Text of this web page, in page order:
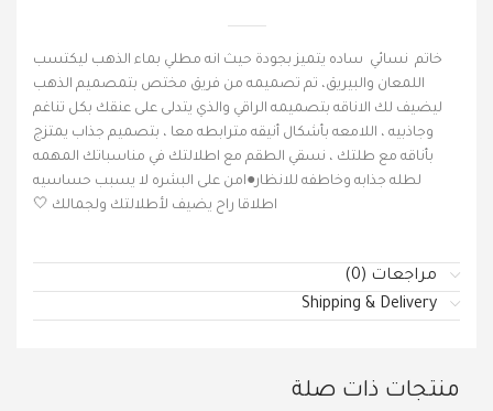
خاتم نسائي ساده يتميز بجودة حيث انه مطلي بماء الذهب ليكتسب
اللمعان والبيريق، تم تصميمه من فريق مختص بتمصميم الذهب
ليضيف لك الاناقه بتصميمه الراقي والذي يتدلى على عنقك بكل تناغم
وجاذبيه ، اللامعه بأشكال أنيقه مترابطه معا ، بتصميم جذاب يمتزج
بأناقه مع طلتك ، نسقي الطقم مع اطلالتك في مناسباتك المهمه
لطله جذابه وخاطفه للانظار●امن على البشره لا يسبب حساسيه
اطلاقا راح يضيف لأطلالتك ولجمالك 🤍
مراجعات (0)
Shipping & Delivery
منتجات ذات صلة